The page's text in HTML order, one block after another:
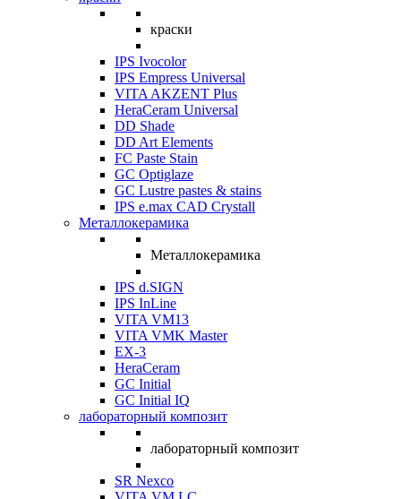
краски
IPS Ivocolor
IPS Empress Universal
VITA AKZENT Plus
HeraCeram Universal
DD Shade
DD Art Elements
FC Paste Stain
GC Optiglaze
GC Lustre pastes & stains
IPS e.max CAD Crystall
Металлокерамика
Металлокерамика
IPS d.SIGN
IPS InLine
VITA VM13
VITA VMK Master
EX-3
HeraCeram
GC Initial
GC Initial IQ
лабораторный композит
лабораторный композит
SR Nexco